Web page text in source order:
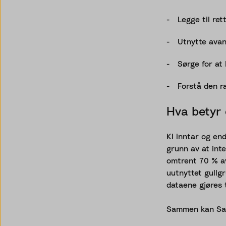
Legge til
Utnytte
Sørge for at
Forstå den
Hva betyr
KI inntar og
grunn av at
omtrent 70 %
uutnyttet
dataene gjøres
Sammen kan